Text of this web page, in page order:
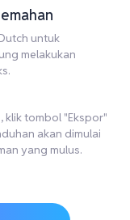
untuk
melakukan
klik tombol "Ekspor"
akan dimulai
yang mulus.